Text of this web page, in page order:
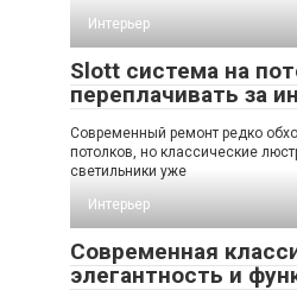
Интерьер
Slott система на
переплачивать за
Современный ремонт редко
потолков, но классические
светильники уже
Интерьер
Современная
элегантность и